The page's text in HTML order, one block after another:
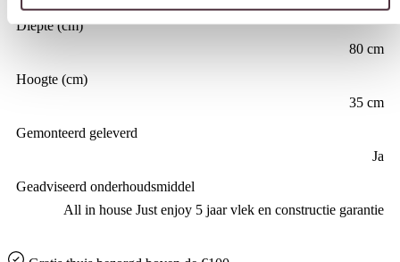
Diepte (cm)
80 cm
Hoogte (cm)
35 cm
Gemonteerd geleverd
Ja
Geadviseerd onderhoudsmiddel
All in house Just enjoy 5 jaar vlek en constructie garantie